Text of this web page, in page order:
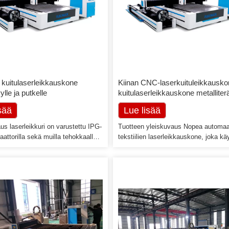
ja putkelle
laserleikkuri on varustettu IPG-
sekä muilla tehokkaalla
tuote, joka yhdistää
tarkkuuskoneet, CNC-
jota käytetään pääasiassa
[…]
Kiinan CNC-
kuitulaserleikkauskone
leikkaamiseen
Lue lisää
Tuotteen yleiskuvaus Nopea
tekstiilien laserleikkauskone, joka
välttää kuvan yhdistämisvirheen ja
heikkenemisen laatu. Enemmän
ominaisuuksia ovat joustava pisteen
sijoittelu, kertakäyttöisen leikkauksen